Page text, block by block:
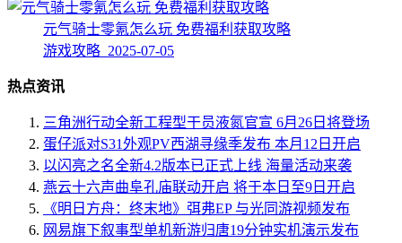
元气骑士零氪怎么玩 免费福利获取攻略
游戏攻略 2025-07-05
热点资讯
三角洲行动全新工程型干员液氮官宣 6月26日将登场
蛋仔派对S31外观PV西湖寻缘季发布 本月12日开启
以闪亮之名全新4.2版本已正式上线 海量活动来袭
燕云十六声曲阜孔庙联动开启 将于本日至9日开启
《明日方舟：终末地》弭弗EP 与光同游视频发布
网易旗下叙事型单机新游归唐19分钟实机演示发布